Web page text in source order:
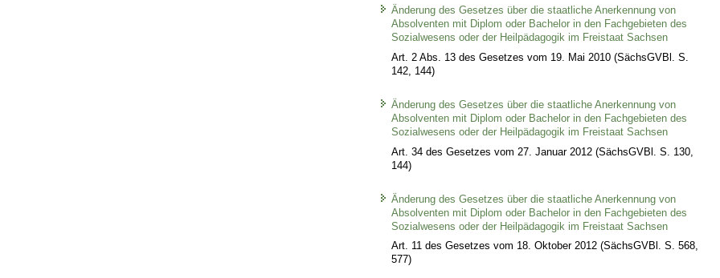
Änderung des Gesetzes über die staatliche Anerkennung von
Absolventen mit Diplom oder Bachelor in den Fachgebieten des
Sozialwesens oder der Heilpädagogik im Freistaat Sachsen
Art. 2 Abs. 13 des Gesetzes vom 19. Mai 2010 (SächsGVBl. S.
142, 144)
Änderung des Gesetzes über die staatliche Anerkennung von
Absolventen mit Diplom oder Bachelor in den Fachgebieten des
Sozialwesens oder der Heilpädagogik im Freistaat Sachsen
Art. 34 des Gesetzes vom 27. Januar 2012 (SächsGVBl. S. 130,
144)
Änderung des Gesetzes über die staatliche Anerkennung von
Absolventen mit Diplom oder Bachelor in den Fachgebieten des
Sozialwesens oder der Heilpädagogik im Freistaat Sachsen
Art. 11 des Gesetzes vom 18. Oktober 2012 (SächsGVBl. S. 568,
577)